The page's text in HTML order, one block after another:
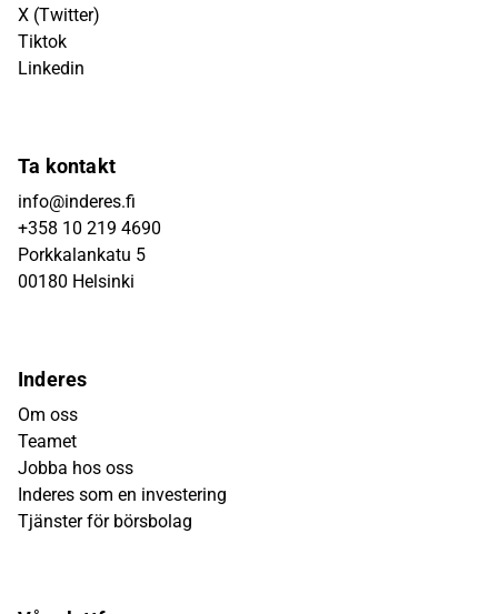
X (Twitter)
Tiktok
Linkedin
Ta kontakt
info@inderes.fi
+358 10 219 4690
Porkkalankatu 5
00180 Helsinki
Inderes
Om oss
Teamet
Jobba hos oss
Inderes som en investering
Tjänster för börsbolag